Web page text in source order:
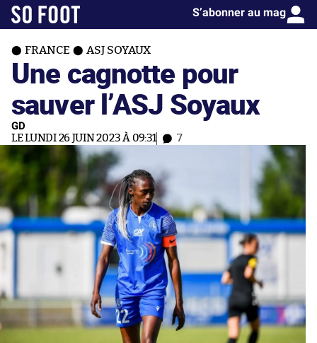
S’abonner au mag
FRANCE ASJ SOYAUX
Une cagnotte pour
sauver l’ASJ Soyaux
GD
LE LUNDI 26 JUIN 2023 À 09:31 7